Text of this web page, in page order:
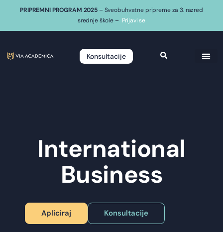
PRIPREMNI PROGRAM 2025 – Sveobuhvatne pripreme za 3. razred
srednje škole – Prijavi se
Konsultacije
International
Business
Apliciraj Konsultacije